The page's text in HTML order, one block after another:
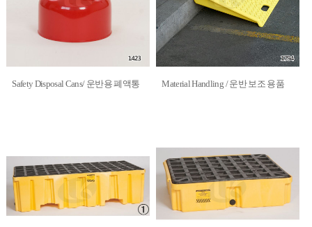
Safety Disposal Cans/ 운반용 폐액통 Material Handling / 운반 보조 용품